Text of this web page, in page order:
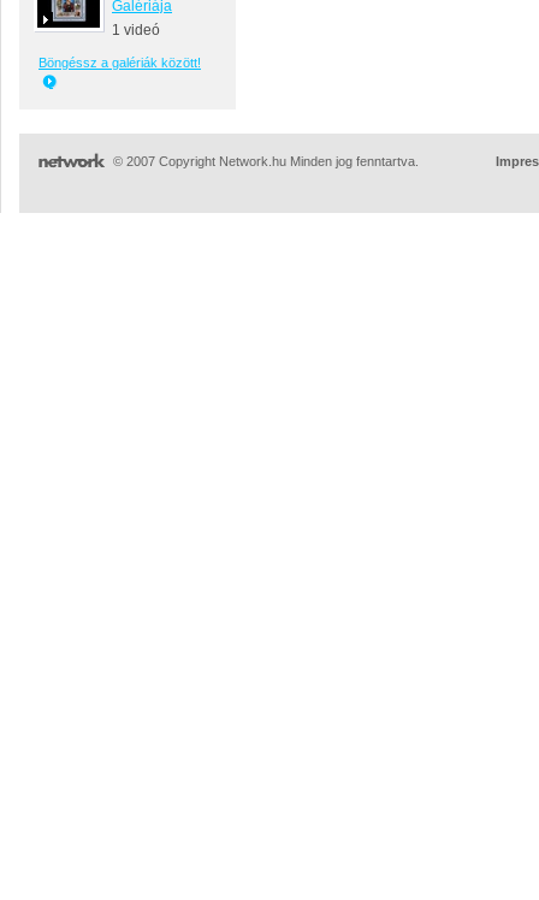
Galériája
1 videó
Böngéssz a galériák között!
© 2007 Copyright Network.hu Minden jog fenntartva.